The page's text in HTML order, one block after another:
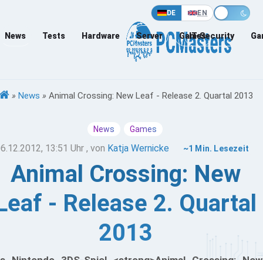
DE EN
News Tests Hardware Server Games
IT-Security
» News » Animal Crossing: New Leaf - Release 2. Quartal 2013
News Games
13:51 Uhr , von Katja Wernicke ~1 Min. Lesezeit
Animal Crossing: New
- Release 2. Quartal
2013